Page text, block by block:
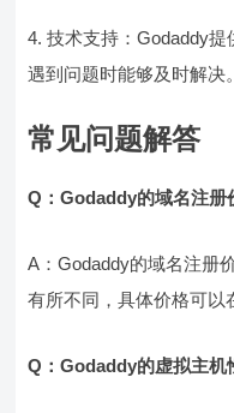
4. 技术支持：Godaddy
遇到问题时能够及时解决。
常见问题解答
Q：Godaddy的域名注册
A：Godaddy的域名注册
有所不同，具体价格可以
Q：Godaddy的虚拟主机